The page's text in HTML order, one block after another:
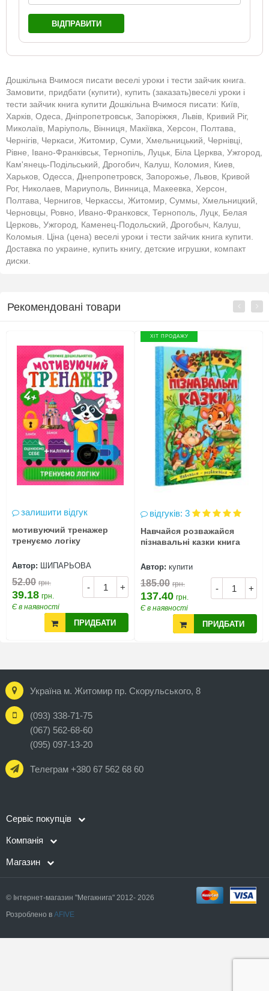
ВІДПРАВИТИ
Дошкільна Вчимося писати веселі уроки і тести зайчик книга.
Замовити, придбати (купити), купить (заказать)веселі уроки і
тести зайчик книга купити Дошкільна Вчимося писати: Київ,
Харків, Одеса, Дніпропетровськ, Запоріжжя, Львів, Кривий Ріг,
Миколаїв, Маріуполь, Вінниця, Макіївка, Херсон, Полтава,
Чернігів, Черкаси, Житомир, Суми, Хмельницький, Чернівці,
Рівне, Івано-Франківськ, Тернопіль, Луцьк, Біла Церква, Ужгород,
Кам'янець-Подільський, Дрогобич, Калуш, Коломия, Киев,
Харьков, Одесса, Днепропетровск, Запорожье, Львов, Кривой
Рог, Николаев, Мариуполь, Винница, Макеевка, Херсон,
Полтава, Чернигов, Черкассы, Житомир, Суммы, Хмельницкий,
Черновцы, Ровно, Ивано-Франковск, Тернополь, Луцк, Белая
Церковь, Ужгород, Каменец-Подольский, Дрогобыч, Калуш,
Коломыя. Ціна (цена) веселі уроки і тести зайчик книга купити.
Доставка по украине, купить книгу, детские игрушки, компакт
диски.
Рекомендовані товари
залишити відгук
мотивуючий тренажер
тренуємо логіку
Автор: ШИПАРЬОВА
- +
52.00 грн.
39.18 грн.
Є в наявності
ПРИДБАТИ
ХІТ ПРОДАЖУ
відгуків: 3
Навчайся розважайся
пізнавальні казки книга
Автор: купити
- +
185.00 грн.
137.40 грн.
Є в наявності
ПРИДБАТИ
Україна м. Житомир пр. Скорульського, 8
(093) 338-71-75
(067) 562-68-60
(095) 097-13-20
Телеграм +380 67 562 68 60
Сервіс покупців
Компанія
Магазин
© Інтернет-магазин "Мегакнига" 2012- 2026
Розроблено в AFIVE